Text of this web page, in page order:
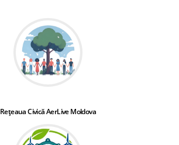
Rețeaua Civică AerLive Moldova